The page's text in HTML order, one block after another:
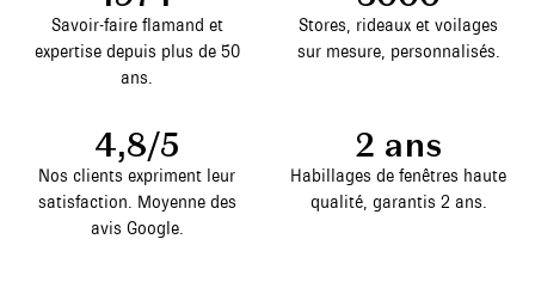
Savoir-faire flamand et
expertise depuis plus de 50
ans.
Stores, rideaux et voilages
sur mesure, personnalisés.
4,8/5
Nos clients expriment leur
satisfaction. Moyenne des
avis Google.
2 ans
Habillages de fenêtres haute
qualité, garantis 2 ans.